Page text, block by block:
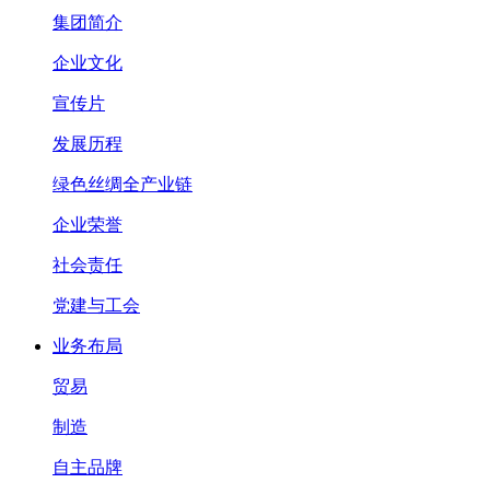
集团简介
企业文化
宣传片
发展历程
绿色丝绸全产业链
企业荣誉
社会责任
党建与工会
业务布局
贸易
制造
自主品牌